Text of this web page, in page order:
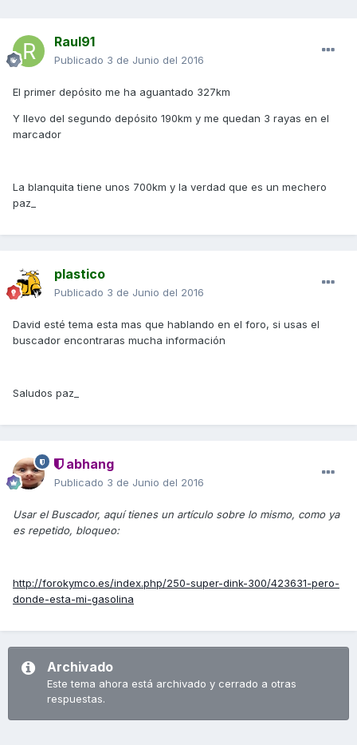
Raul91
Publicado 3 de Junio del 2016
El primer depósito me ha aguantado 327km
Y llevo del segundo depósito 190km y me quedan 3 rayas en el
marcador
La blanquita tiene unos 700km y la verdad que es un mechero
paz_
plastico
Publicado 3 de Junio del 2016
David esté tema esta mas que hablando en el foro, si usas el
buscador encontraras mucha información
Saludos paz_
abhang
Publicado 3 de Junio del 2016
Usar el Buscador, aquí tienes un artículo sobre lo mismo, como ya
es repetido, bloqueo:
http://forokymco.es/index.php/250-super-dink-300/423631-pero-
donde-esta-mi-gasolina
Archivado
Este tema ahora está archivado y cerrado a otras
respuestas.